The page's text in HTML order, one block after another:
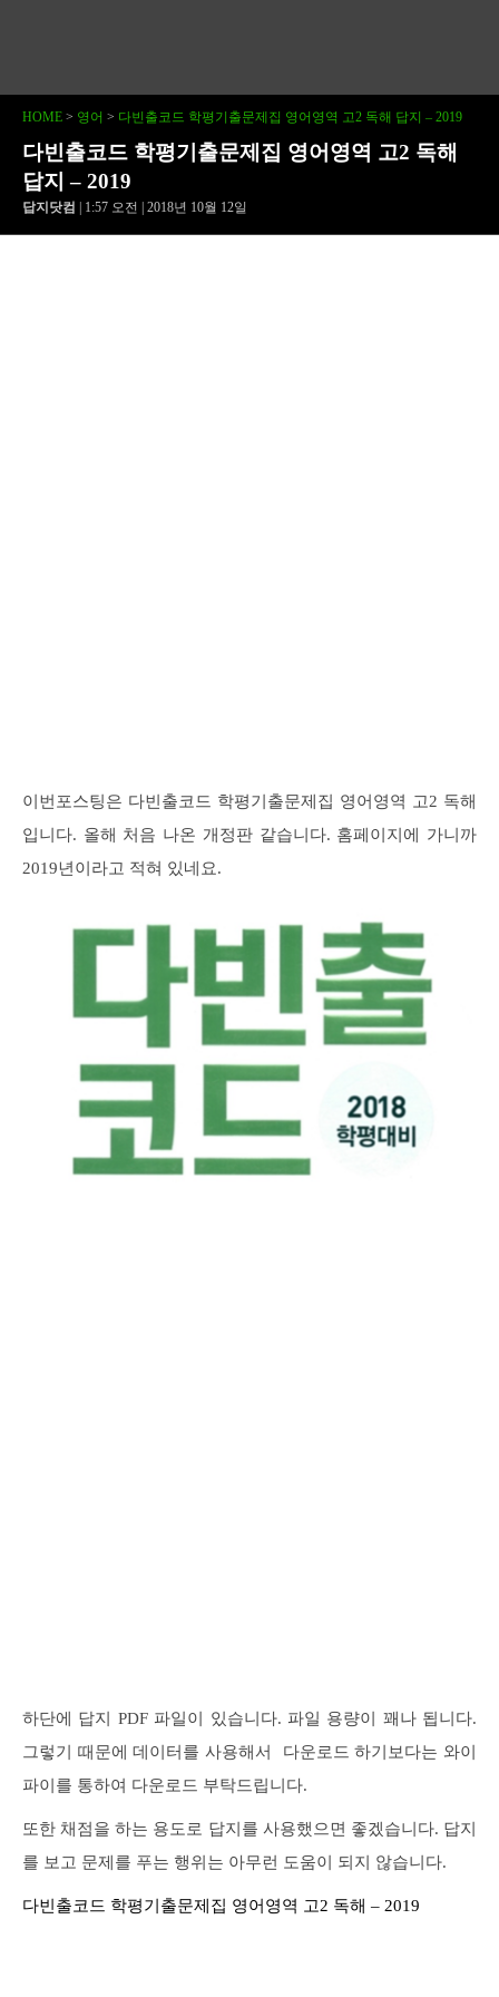
HOME > 영어 > 다빈출코드 학평기출문제집 영어영역 고2 독해 답지 – 2019
다빈출코드 학평기출문제집 영어영역 고2 독해
답지 – 2019
답지닷컴 | 1:57 오전 | 2018년 10월 12일
이번포스팅은 다빈출코드 학평기출문제집 영어영역 고2 독해
입니다. 올해 처음 나온 개정판 같습니다. 홈페이지에 가니까
2019년이라고 적혀 있네요.
하단에 답지 PDF 파일이 있습니다. 파일 용량이 꽤나 됩니다.
그렇기 때문에 데이터를 사용해서 다운로드 하기보다는 와이
파이를 통하여 다운로드 부탁드립니다.
또한 채점을 하는 용도로 답지를 사용했으면 좋겠습니다. 답지
를 보고 문제를 푸는 행위는 아무런 도움이 되지 않습니다.
다빈출코드 학평기출문제집 영어영역 고2 독해 – 2019